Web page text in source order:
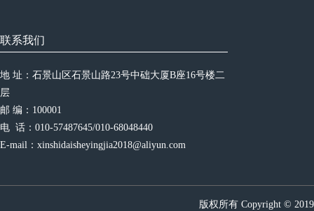
联系我们
地 址：石景山区石景山路23号中础大厦B座16号楼二
层
邮 编：100001
电  话：010-57487645/010-68048440
E-mail：xinshidaisheyingjia2018@aliyun.com
版权所有 Copyright ©